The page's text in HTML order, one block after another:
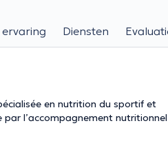
ervaring Diensten
en nutrition du sportif et
l’accompagnement nutritionnel